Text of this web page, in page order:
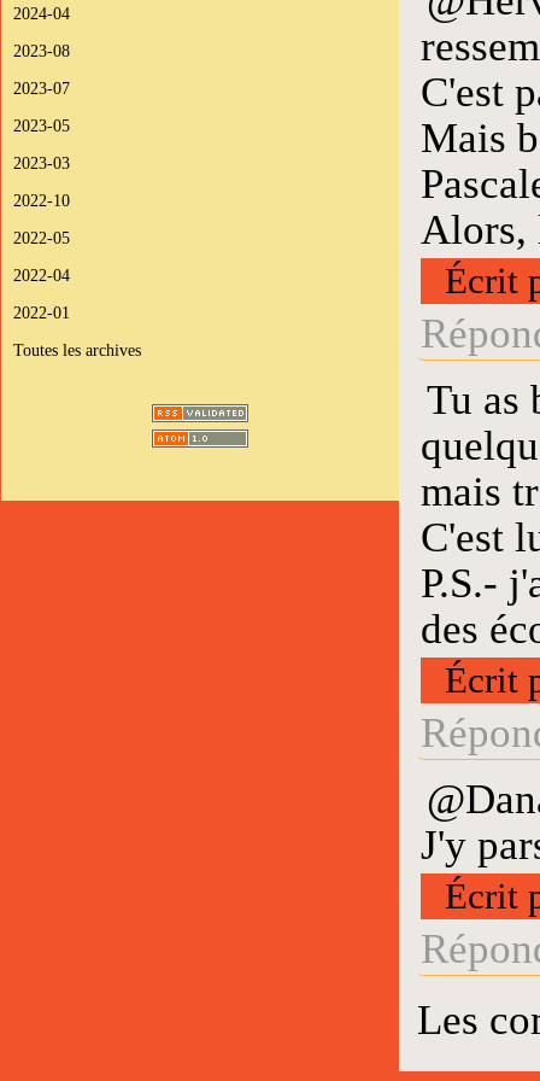
2024-04
2023-08
2023-07
2023-05
2023-03
2022-10
2022-05
2022-04
2022-01
Toutes les archives
C'est
Mais
Alors,
Écrit
Tu as
mais
C'est
P.S.-
des
Écrit
J'y
Écrit
Les